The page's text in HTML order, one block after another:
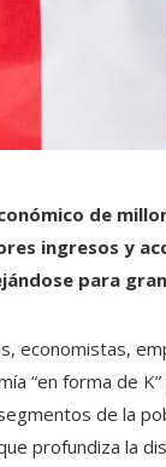
de
ingresos y
para
economistas,
“en forma de
de la
profundiza la